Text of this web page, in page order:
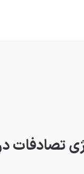
تصادفات